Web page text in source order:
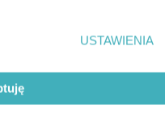
ale masz prawo sprzeciwić
będą miały
abyś mógł świadomie
USTAWIENIA